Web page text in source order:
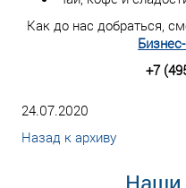
Как до нас добраться,
+7
24.07.2020
Назад к архиву